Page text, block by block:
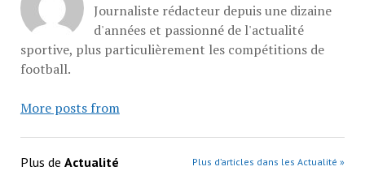
Journaliste rédacteur depuis une dizaine
d'années et passionné de l'actualité
sportive, plus particulièrement les compétitions de
football.
More posts from
Plus de Actualité Plus d’articles dans les Actualité »